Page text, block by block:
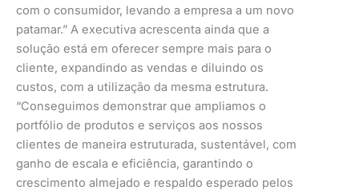
com o consumidor, levando a empresa a um novo
patamar.” A executiva acrescenta ainda que a
solução está em oferecer sempre mais para o
cliente, expandindo as vendas e diluindo os
custos, com a utilização da mesma estrutura.
“Conseguimos demonstrar que ampliamos o
portfólio de produtos e serviços aos nossos
clientes de maneira estruturada, sustentável, com
ganho de escala e eficiência, garantindo o
crescimento almejado e respaldo esperado pelos